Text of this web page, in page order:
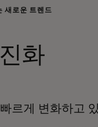
이트
새로운 트렌드
화
르게 변화하고